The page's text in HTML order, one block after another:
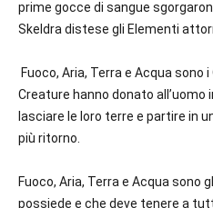
prime gocce di sangue
Skeldra distese gli Elementi
Fuoco, Aria, Terra e Acqua sono
Creature hanno donato all’uomo
lasciare le loro terre e partire in
più ritorno.
Fuoco, Aria, Terra e Acqua sono
possiede e che deve tenere a